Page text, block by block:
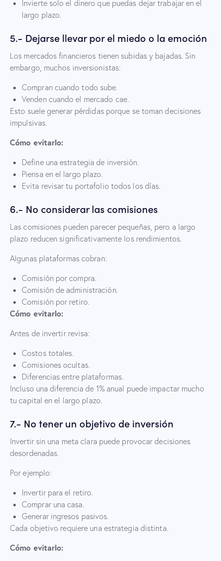
Invierte solo el dinero que puedas dejar trabajar en el
largo plazo.
5.- Dejarse llevar por el miedo o la emoción
Los mercados financieros tienen subidas y bajadas. Sin
embargo, muchos inversionistas:
Compran cuando todo sube.
Venden cuando el mercado cae.
Esto suele generar pérdidas porque se toman decisiones
impulsivas.
Cómo evitarlo:
Define una estrategia de inversión.
Piensa en el largo plazo.
Evita revisar tu portafolio todos los días.
6.- No considerar las comisiones
Las comisiones pueden parecer pequeñas, pero a largo
plazo reducen significativamente los rendimientos.
Algunas plataformas cobran:
Comisión por compra.
Comisión de administración.
Comisión por retiro.
Cómo evitarlo:
Antes de invertir revisa:
Costos totales.
Comisiones ocultas.
Diferencias entre plataformas.
Incluso una diferencia de 1% anual puede impactar mucho
tu capital en el largo plazo.
7.- No tener un objetivo de inversión
Invertir sin una meta clara puede provocar decisiones
desordenadas.
Por ejemplo:
Invertir para el retiro.
Comprar una casa.
Generar ingresos pasivos.
Cada objetivo requiere una estrategia distinta.
Cómo evitarlo: